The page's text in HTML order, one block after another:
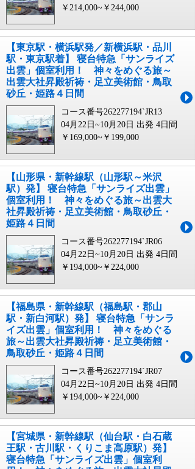
￥214,000~￥244,000
【東京駅・横浜駅発／新横浜駅・品川
駅・東京駅着】 寝台特急「サンライズ
出雲」個室利用！ 神々をめぐる旅～
出雲大社昇殿祈祷・足立美術館・鳥取
砂丘・姫路４日間
コース番号262277194`JR13
04月22日~10月20日 出発 4日間
￥169,000~￥199,000
【山形県・新幹線駅（山形駅～米沢
駅）発】 寝台特急「サンライズ出雲」
個室利用！ 神々をめぐる旅～出雲大
社昇殿祈祷・足立美術館・鳥取砂丘・
姫路４日間
コース番号262277194`JR06
04月22日~10月20日 出発 4日間
￥194,000~￥224,000
【福島県・新幹線駅（福島駅・郡山
駅・新白河駅）発】 寝台特急「サンラ
イズ出雲」個室利用！ 神々をめぐる
旅～出雲大社昇殿祈祷・足立美術館・
鳥取砂丘・姫路４日間
コース番号262277194`JR07
04月22日~10月20日 出発 4日間
￥194,000~￥224,000
【宮城県・新幹線駅（仙台駅・白石蔵
王駅・古川駅・くりこま高原駅）発】
寝台特急「サンライズ出雲」個室利